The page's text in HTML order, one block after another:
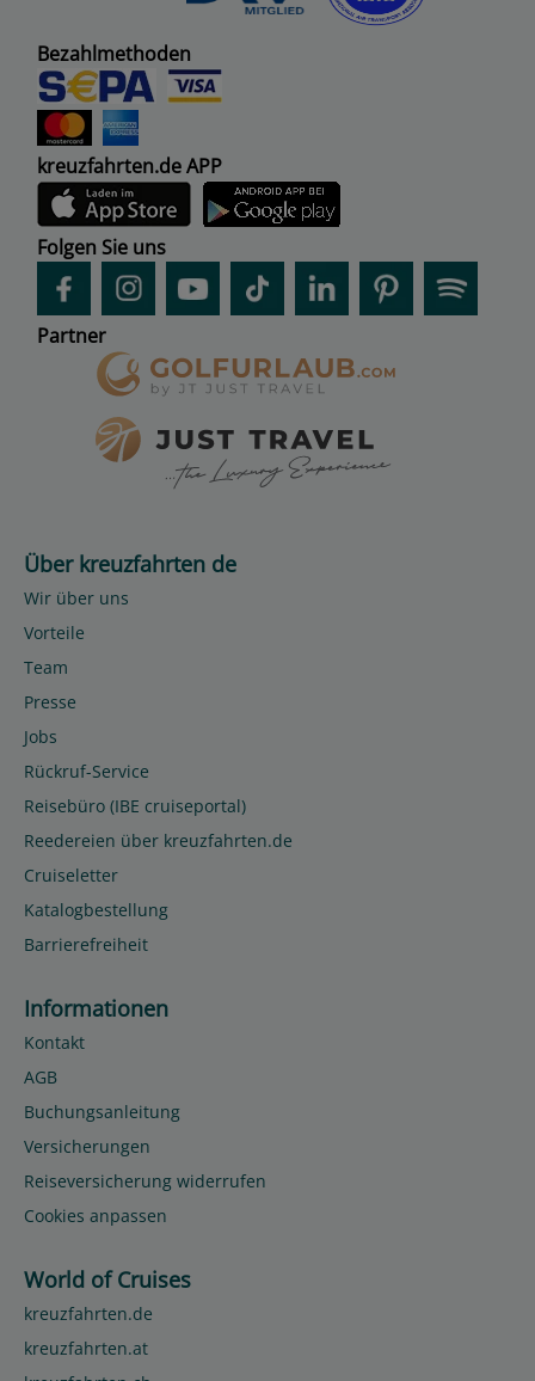
Bezahlmethoden
kreuzfahrten.de APP
Folgen Sie uns
Partner
Über kreuzfahrten de
Wir über uns
Vorteile
Team
Presse
Jobs
Rückruf-Service
Reisebüro (IBE cruiseportal)
Reedereien über kreuzfahrten.de
Cruiseletter
Katalogbestellung
Barrierefreiheit
Informationen
Kontakt
AGB
Buchungsanleitung
Versicherungen
Reiseversicherung widerrufen
Cookies anpassen
World of Cruises
kreuzfahrten.de
kreuzfahrten.at